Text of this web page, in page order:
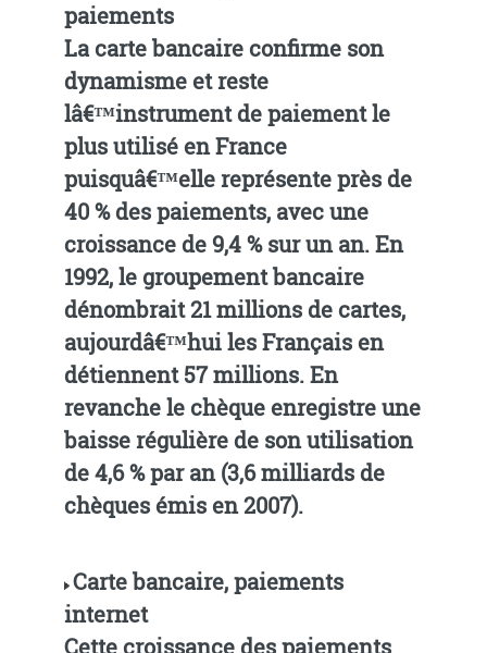
paiements
La carte bancaire confirme son
dynamisme et reste
lâ€™instrument de paiement le
plus utilisé en France
puisquâ€™elle représente près de
40 % des paiements, avec une
croissance de 9,4 % sur un an. En
1992, le groupement bancaire
dénombrait 21 millions de cartes,
aujourdâ€™hui les Français en
détiennent 57 millions. En
revanche le chèque enregistre une
baisse régulière de son utilisation
de 4,6 % par an (3,6 milliards de
chèques émis en 2007).
Carte bancaire, paiements
internet
Cette croissance des paiements